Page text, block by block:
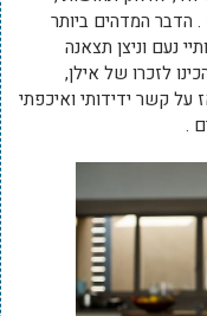
הדבר המדהים ביותר
נעם וניצן תצאנה
לזכרו של אילן,
על קשר ידידותי ואיכפתי
.